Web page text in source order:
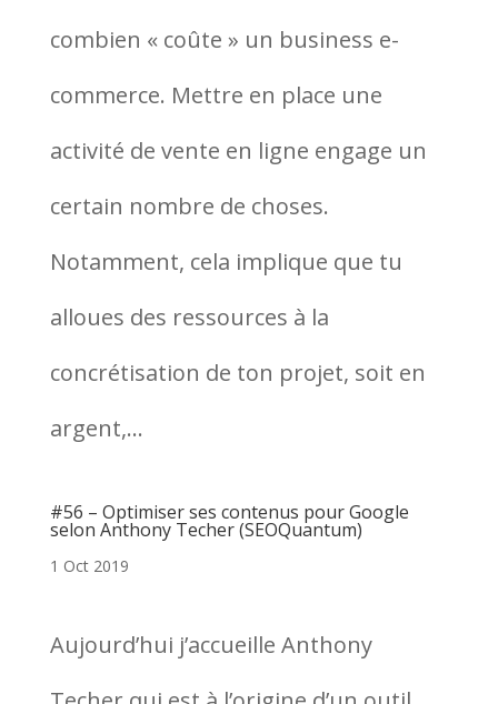
combien « coûte » un business e-
commerce. Mettre en place une
activité de vente en ligne engage un
certain nombre de choses.
Notamment, cela implique que tu
alloues des ressources à la
concrétisation de ton projet, soit en
argent,...
#56 – Optimiser ses contenus pour Google
selon Anthony Techer (SEOQuantum)
1 Oct 2019
Aujourd’hui j’accueille Anthony